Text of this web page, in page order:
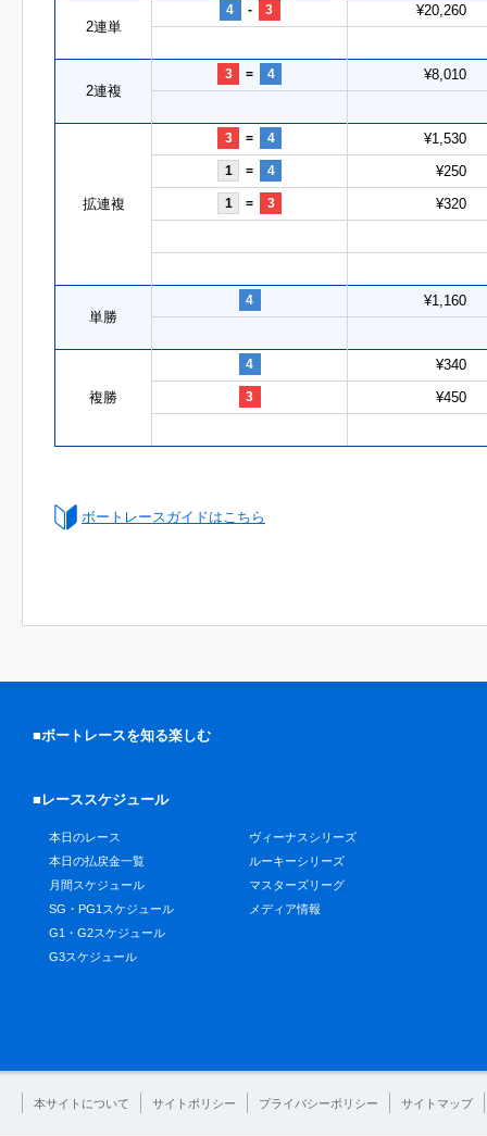
2連単
4 - 3 ¥20,260
2連複
3 = 4 ¥8,010
拡連複
3 = 4 ¥1,530
1 = 4 ¥250
1 = 3 ¥320
単勝
4 ¥1,160
複勝
4 ¥340
3 ¥450
ボートレースガイドはこちら
■ボートレースを知る楽しむ
■レーススケジュール
本日のレース
本日の払戻金一覧
月間スケジュール
SG・PG1スケジュール
G1・G2スケジュール
G3スケジュール
ヴィーナスシリーズ
ルーキーシリーズ
マスターズリーグ
メディア情報
本サイトについて サイトポリシー プライバシーポリシー サイトマップ